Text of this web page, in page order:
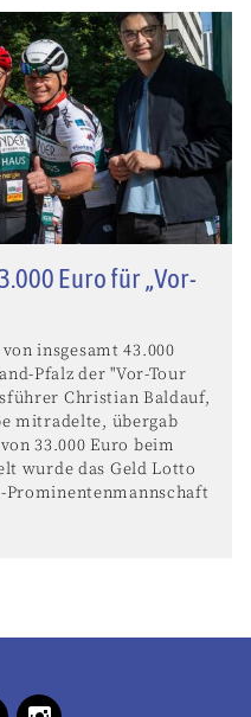
Euro für „Vor-
insgesamt 43.000
Pfalz der "Vor-Tour
Christian Baldauf,
mitradelte, übergab
33.000 Euro beim
wurde das Geld Lotto
Prominentenmannschaft